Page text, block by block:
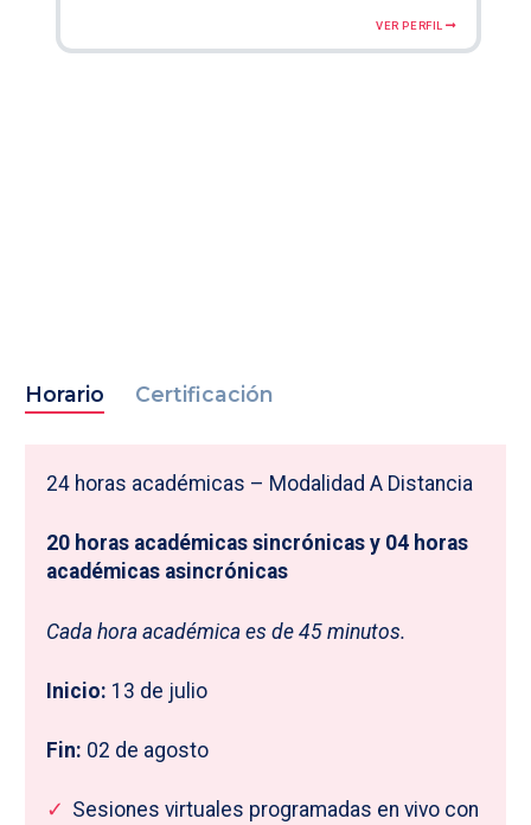
VER PERFIL
Horario Certificación
24 horas académicas – Modalidad A Distancia
20 horas académicas sincrónicas y 04 horas
académicas asincrónicas
Cada hora académica es de 45 minutos.
Inicio: 13 de julio
Fin: 02 de agosto
Sesiones virtuales programadas en vivo con